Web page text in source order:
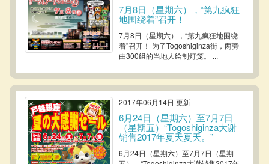
7月8日（星期六），“第九疯狂
地围绕着”召开！
7月8日（星期六），“第九疯狂地围绕
着”召开！ 为了Togoshiginza街，两旁
由300组的当地人绘制灯笼。 ...
2017年06月14日 更新
6月24日（星期六）至7月7日
（星期五）“Togoshiginza大谢
销售2017年夏天夏天。”
6月24日（星期六）至7月7日（星期